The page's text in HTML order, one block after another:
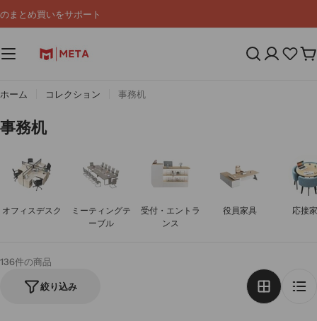
ン
ン
ツ
ス
ッ
プ
まとめ買いをサポート
カ
ホーム コレクション 事務机
コ
ク
シ
ン
事務机
オフィスデスク
ミーティングテ
ーブル
受付・エントラ
ンス
役員家具 応接
136件の商品
絞り込み